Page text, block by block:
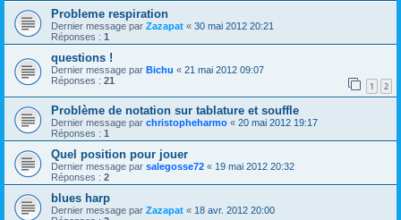
Probleme respiration
Dernier message par Zazapat « 30 mai 2012 20:21
Réponses : 1
questions !
Dernier message par Bichu « 21 mai 2012 09:07
Réponses : 21 1 2
Problème de notation sur tablature et souffle
Dernier message par christopheharmo « 20 mai 2012 19:17
Réponses : 1
Quel position pour jouer
Dernier message par salegosse72 « 19 mai 2012 20:32
Réponses : 2
blues harp
Dernier message par Zazapat « 18 avr. 2012 20:00